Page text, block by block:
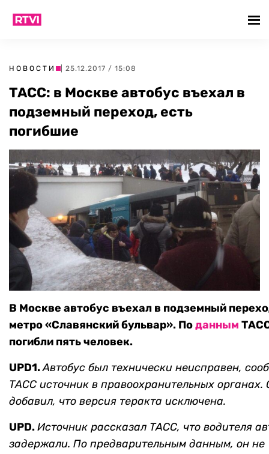
НОВОСТИ | 25.12.2017 / 15:08
ТАСС: в Москве автобус въехал в
подземный переход, есть
погибшие
В Москве автобус въехал в подземный
метро «Славянский бульвар». Поданным
погибли пять человек.
UPD1.Автобус был технически неисправен,
ТАСС источник в правоохранительных органах.
добавил, что версия теракта исключена.
UPD.Источник рассказал ТАСС, что водителя
задержали. По предварительным данным, он не